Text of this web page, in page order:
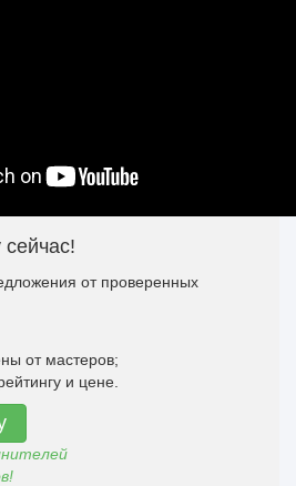
сейчас!
от проверенных
от мастеров;
и цене.